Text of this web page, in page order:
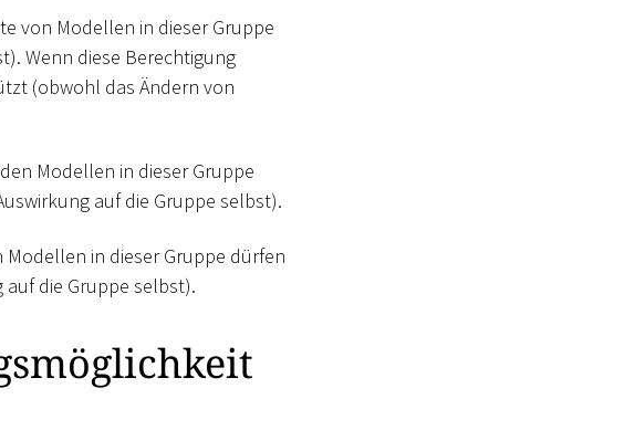
von Modellen in dieser Gruppe
Wenn diese Berechtigung
(obwohl das Ändern von
Modellen in dieser Gruppe
auf die Gruppe selbst).
Modellen in dieser Gruppe dürfen
die Gruppe selbst).